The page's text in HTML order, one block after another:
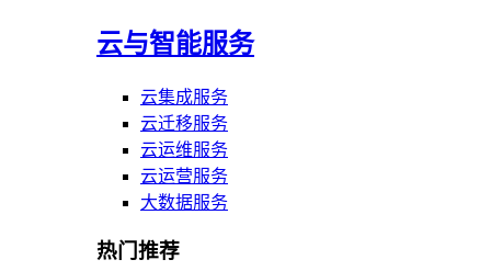
云与智能服务
云集成服务
云迁移服务
云运维服务
云运营服务
大数据服务
热门推荐